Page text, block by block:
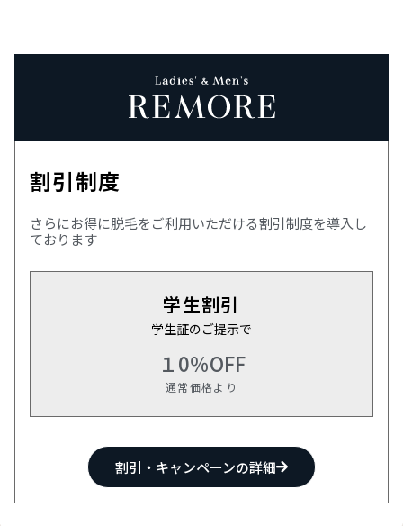
割引制度
さらにお得に脱毛をご利用いただける割引制度を導入し
ております
学生割引
学生証のご提示で
１0％OFF
通常価格より
割引・キャンペーンの詳細